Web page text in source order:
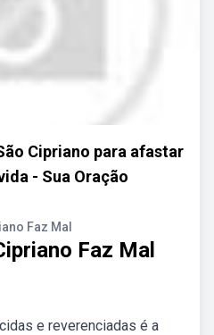
Cipriano para afastar
- Sua Oração
Faz Mal
Faz Mal
e reverenciadas é a